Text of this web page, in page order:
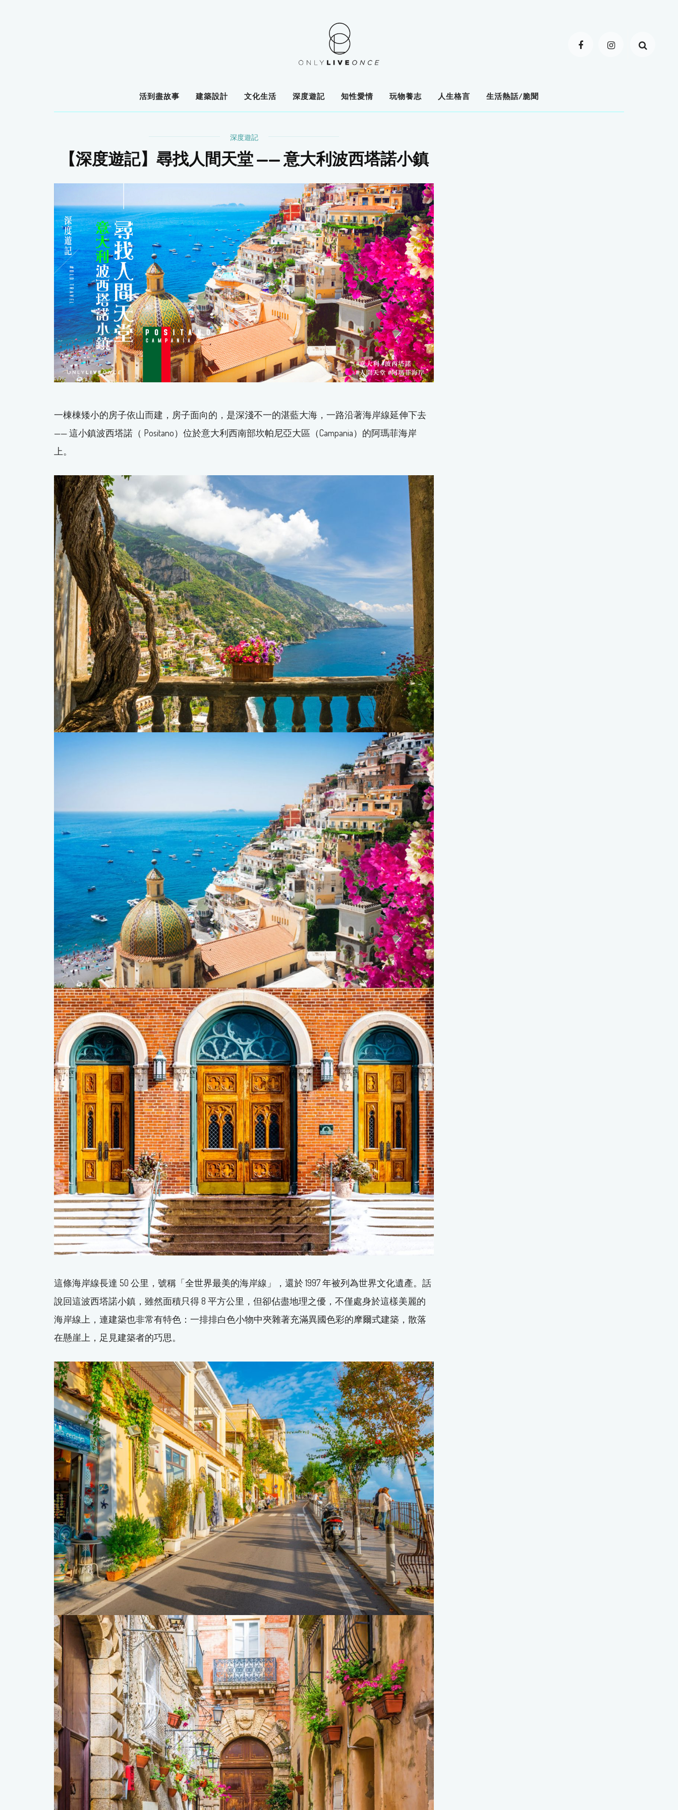
活到盡故事 建築設計 文化生活 深度遊記 知性愛情 玩物養志 人生格言 生活熱話/脆聞
深度遊記
【深度遊記】尋找人間天堂 —— 意大利波西塔諾小鎮
一棟棟矮小的房子依山而建，房子面向的，是深淺不一的湛藍大海，一路沿著海岸線延伸下去
—— 這小鎮波西塔諾（ Positano）位於意大利西南部坎帕尼亞大區（Campania）的阿瑪菲海岸
上。
這條海岸線長達 50 公里，號稱「全世界最美的海岸線」，還於 1997 年被列為世界文化遺產。話
說回這波西塔諾小鎮，雖然面積只得 8 平方公里，但卻佔盡地理之優，不僅處身於這樣美麗的
海岸線上，連建築也非常有特色：一排排白色小物中夾雜著充滿異國色彩的摩爾式建築，散落
在懸崖上，足見建築者的巧思。